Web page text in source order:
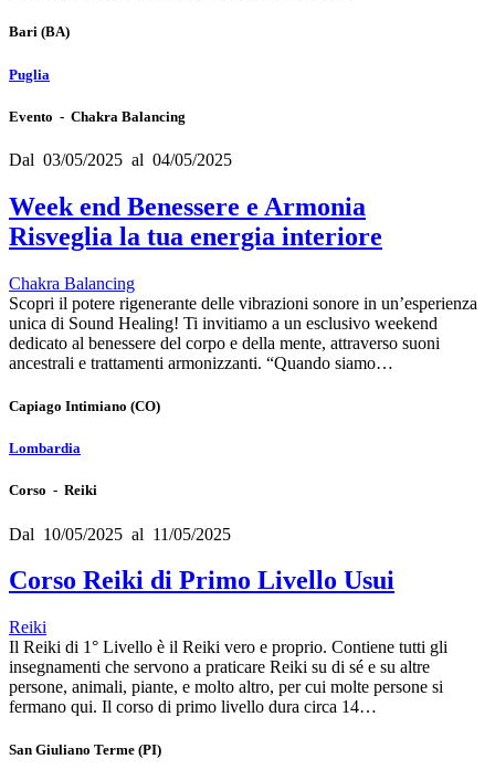
Bari (BA)
Puglia
Evento - Chakra Balancing
Dal 03/05/2025 al 04/05/2025
Week end Benessere e Armonia
Risveglia la tua energia interiore
Chakra Balancing
Scopri il potere rigenerante delle vibrazioni sonore in un’esperienza
unica di Sound Healing! Ti invitiamo a un esclusivo weekend
dedicato al benessere del corpo e della mente, attraverso suoni
ancestrali e trattamenti armonizzanti. “Quando siamo…
Capiago Intimiano (CO)
Lombardia
Corso - Reiki
Dal 10/05/2025 al 11/05/2025
Corso Reiki di Primo Livello Usui
Reiki
Il Reiki di 1° Livello è il Reiki vero e proprio. Contiene tutti gli
insegnamenti che servono a praticare Reiki su di sé e su altre
persone, animali, piante, e molto altro, per cui molte persone si
fermano qui. Il corso di primo livello dura circa 14…
San Giuliano Terme (PI)